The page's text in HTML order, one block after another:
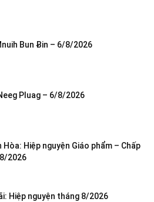
Bun Ƀin – 6/8/2026
Pluag – 6/8/2026
Hòa: Hiệp nguyện Giáo phẩm – Chấp
2026
Hiệp nguyện tháng 8/2026